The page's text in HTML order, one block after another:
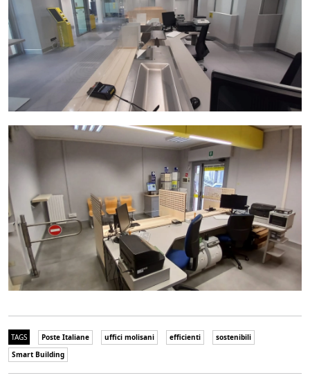
TAGS Poste Italiane uffici molisani efficienti
sostenibili
Smart Building